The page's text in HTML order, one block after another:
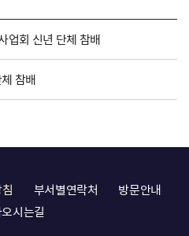
업회 신년 단체 참배
참배
부서별연락처
방문안내
시는길